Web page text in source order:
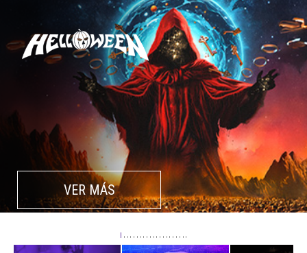
VER MÁS